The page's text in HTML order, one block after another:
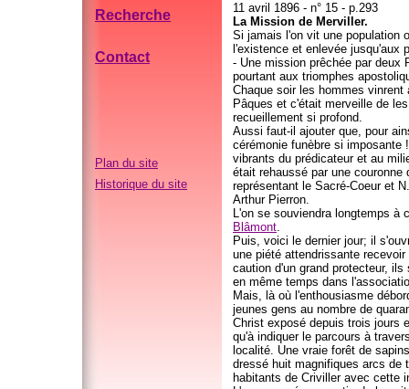
Recherche
Contact
Plan du site
Historique du site
11 avril 1896 - n° 15 - p.293
La Mission de Merviller.
Si jamais l'on vit une population
l'existence et enlevée jusqu'aux
- Une mission prêchée par deux
pourtant aux triomphes
Chaque soir les hommes
Pâques et c'était merveille de
recueillement si profond.
Aussi faut-il ajouter que, pour
cérémonie funèbre si
vibrants du prédicateur et au
était rehaussé par une
représentant le Sacré-Coeur et
Arthur Pierron.
L'on se souviendra longtemps
Blâmont.
Puis, voici le dernier jour; il
une piété attendrissante
caution d'un grand protecteur,
en même temps dans
Mais, là où l'enthousiasme
jeunes gens au nombre de
Christ exposé depuis trois jours
qu'à indiquer le parcours à
localité. Une vraie forêt de
dressé huit magnifiques arcs de
habitants de Criviller avec cette